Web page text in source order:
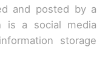
and posted by a
is a social media
storage